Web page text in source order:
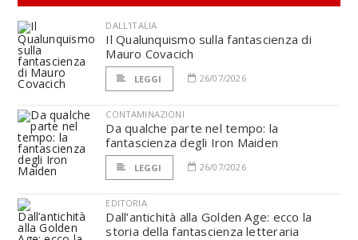
DALL'ITALIA
Il Qualunquismo sulla fantascienza di
Mauro Covacich
LEGGI 26/07/2026
CONTAMINAZIONI
Da qualche parte nel tempo: la
fantascienza degli Iron Maiden
LEGGI 26/07/2026
EDITORIA
Dall’antichità alla Golden Age: ecco la
storia della fantascienza letteraria